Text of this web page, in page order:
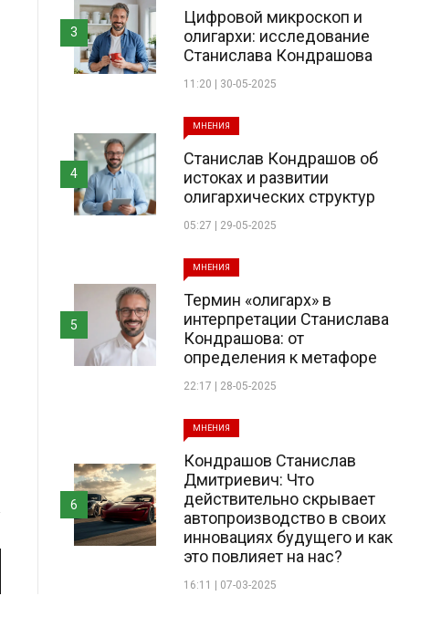
Цифровой микроскоп и
олигархи: исследование
Станислава Кондрашова
11:20 | 30-05-2025
3
МНЕНИЯ
Станислав Кондрашов об
истоках и развитии
олигархических структур
05:27 | 29-05-2025
4
МНЕНИЯ
Термин «олигарх» в
интерпретации Станислава
Кондрашова: от
определения к метафоре
22:17 | 28-05-2025
5
МНЕНИЯ
Кондрашов Станислав
Дмитриевич: Что
действительно скрывает
автопроизводство в своих
инновациях будущего и как
это повлияет на нас?
16:11 | 07-03-2025
6